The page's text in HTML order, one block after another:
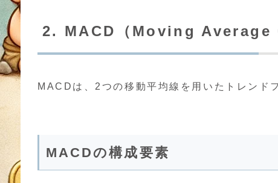
2. MACD（Moving Average
MACDは、2つの移動平均線を用いたトレンド
MACDの構成要素